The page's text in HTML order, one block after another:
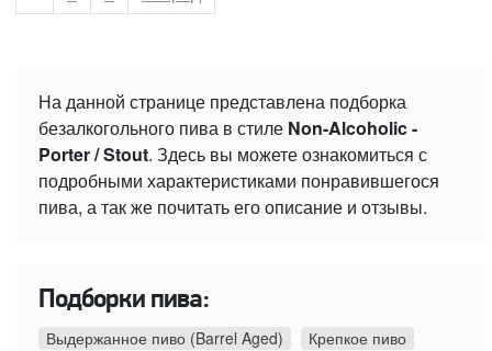
На данной странице представлена подборка
безалкогольного пива в стиле Non-Alcoholic -
Porter / Stout. Здесь вы можете ознакомиться с
подробными характеристиками понравившегося
пива, а так же почитать его описание и отзывы.
Подборки пива:
Выдержанное пиво (Barrel Aged)
Крепкое пиво